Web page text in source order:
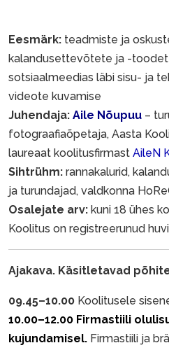
Eesmärk: teadmiste ja
kalandusettevõtete ja -
sotsiaalmeedias läbi sisu- ja
videote kuvamise
Juhendaja: Aile Nõupuu –
fotograafiaõpetaja, Aasta
laureaat koolitusfirmast AileN
Sihtrühm: rannakalurid,
ja turundajad, valdkonna
Osalejate arv: kuni 18 ühes
Koolitus on registreerunud
Ajakava. Käsitletavad
09.45–10.00 Koolitusele
10.00–12.00 Firmastiili
kujundamisel. Firmastiili ja